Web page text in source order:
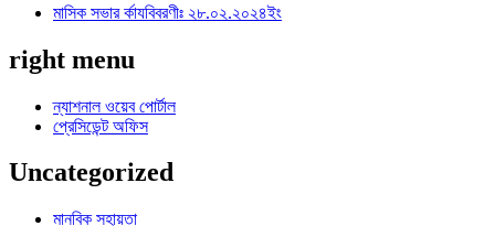
মাসিক সভার র্কাযবিবরণীঃ ২৮.০২.২০২৪ইং
right menu
ন্যাশনাল ওয়েব পোর্টাল
প্রেসিডেন্ট অফিস
Uncategorized
মানবিক সহায়তা